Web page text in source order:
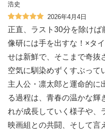
浩史
2026年4月4日
正直、ラスト30分を除け
像研には手を出すな！×タ
せは新鮮で、そこまで奇抜
空気に馴染めずくすぶって
主人公・凛太郎と運命的に
る過程は、青春の温かな輝
れが成長していく様子や、
映画組との共闘、そして言